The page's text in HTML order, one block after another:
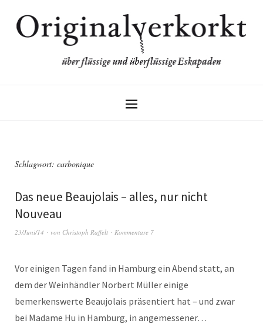
Schlagwort: carbonique
Das neue Beaujolais – alles, nur nicht
Nouveau
23/Juni/14 von Christoph Raffelt Kommentare 7
Vor einigen Tagen fand in Hamburg ein Abend statt, an
dem der Weinhändler Norbert Müller einige
bemerkenswerte Beaujolais präsentiert hat – und zwar
bei Madame Hu in Hamburg, in angemessener…